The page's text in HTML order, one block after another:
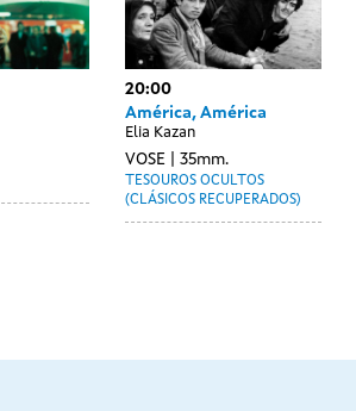
20:00
América, América
Elia Kazan
VOSE 35mm.
TESOUROS OCULTOS
(CLÁSICOS RECUPERADOS)